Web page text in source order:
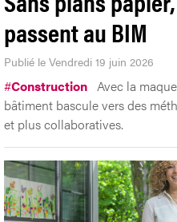
Sans plans papier,
passent au BIM
Publié le Vendredi 19 juin 2026
bâtiment bascule vers des
et plus collaboratives.